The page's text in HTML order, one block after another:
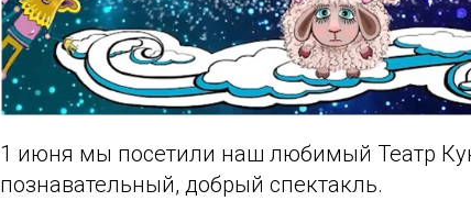
1 июня мы посетили наш любимый Театр
познавательный, добрый спектакль.